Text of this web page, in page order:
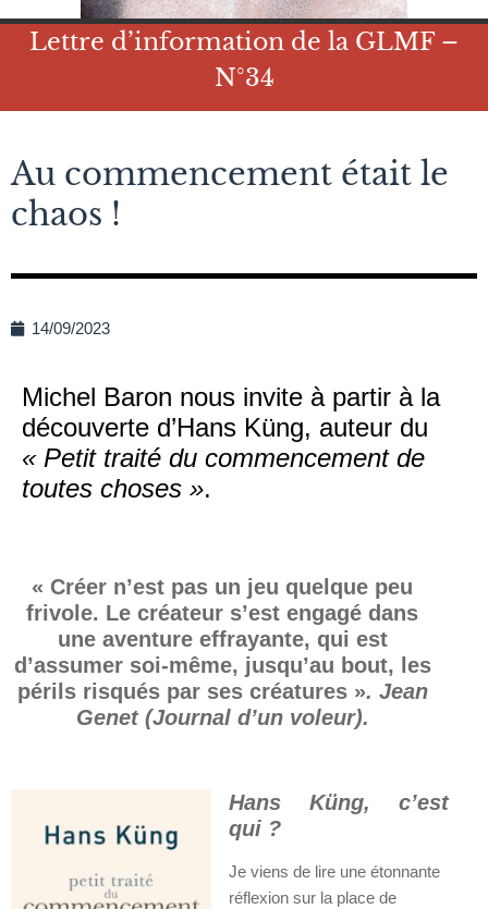
Lettre d’information de la GLMF –
N°34
Au commencement était le
chaos !
14/09/2023
Michel Baron nous invite à partir à la
découverte d’Hans Küng, auteur du
« Petit traité du commencement de
toutes choses ».
« Créer n’est pas un jeu quelque peu
frivole. Le créateur s’est engagé dans
une aventure effrayante, qui est
d’assumer soi-même, jusqu’au bout, les
périls risqués par ses créatures ». Jean
Genet (Journal d’un voleur).
Hans Küng, c’est
qui ?
Je viens de lire une étonnante
réflexion sur la place de